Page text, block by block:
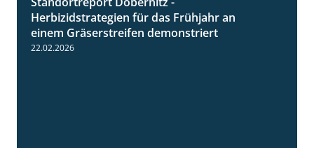
Herbizidstrategien für das Frühjahr an
einem Gräserstreifen demonstriert
22.02.2026